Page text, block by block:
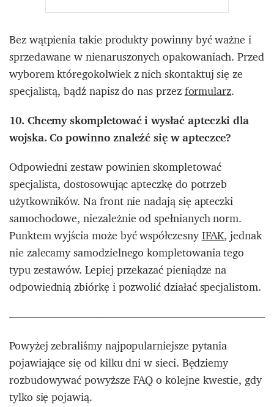
Bez wątpienia takie produkty powinny być ważne i
sprzedawane w nienaruszonych opakowaniach. Przed
wyborem któregokolwiek z nich skontaktuj się ze
specjalistą, bądź napisz do nas przezformularz.
10. Chcemy skompletować i wysłać apteczki dla
wojska. Co powinno znaleźć się w apteczce?
Odpowiedni zestaw powinien skompletować
specjalista, dostosowując apteczkę do potrzeb
użytkowników. Na front nie nadają się apteczki
samochodowe, niezależnie od spełnianych norm.
Punktem wyjścia może być współczesnyIFAK, jednak
nie zalecamy samodzielnego kompletowania tego
typu zestawów. Lepiej przekazać pieniądze na
odpowiednią zbiórkę i pozwolić działać specjalistom.
Powyżej zebraliśmy najpopularniejsze pytania
pojawiające się od kilku dni w sieci. Będziemy
rozbudowywać powyższe FAQ o kolejne kwestie, gdy
tylko się pojawią.